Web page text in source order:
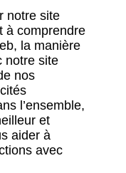
notre site
à comprendre
la manière
notre site
nos
l’ensemble,
et
aider à
avec